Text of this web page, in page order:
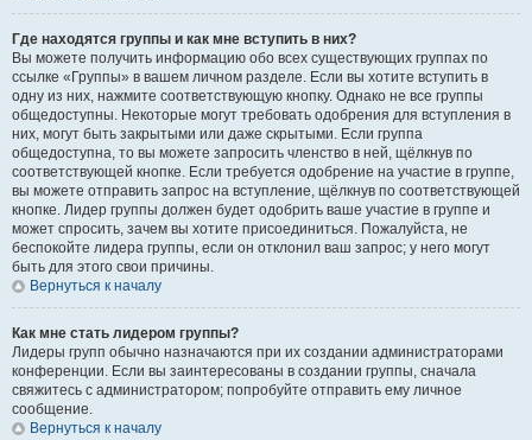
Где находятся группы и как мне вступить в них?
Вы можете получить информацию обо всех существующих группах по
ссылке «Группы» в вашем личном разделе. Если вы хотите вступить в
одну из них, нажмите соответствующую кнопку. Однако не все группы
общедоступны. Некоторые могут требовать одобрения для вступления в
них, могут быть закрытыми или даже скрытыми. Если группа
общедоступна, то вы можете запросить членство в ней, щёлкнув по
соответствующей кнопке. Если требуется одобрение на участие в группе,
вы можете отправить запрос на вступление, щёлкнув по соответствующей
кнопке. Лидер группы должен будет одобрить ваше участие в группе и
может спросить, зачем вы хотите присоединиться. Пожалуйста, не
беспокойте лидера группы, если он отклонил ваш запрос; у него могут
быть для этого свои причины.
Вернуться к началу
Как мне стать лидером группы?
Лидеры групп обычно назначаются при их создании администраторами
конференции. Если вы заинтересованы в создании группы, сначала
свяжитесь с администратором; попробуйте отправить ему личное
сообщение.
Вернуться к началу